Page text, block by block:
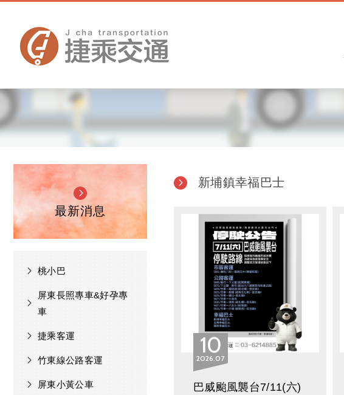
最新消息
桃小巴
屏東長照專車&好孕專
車
捷乘客運
竹東線公路客運
屏東小黃公車
新埔鎮幸福巴士
1007
2026
巴威颱風襲台7/11(六)